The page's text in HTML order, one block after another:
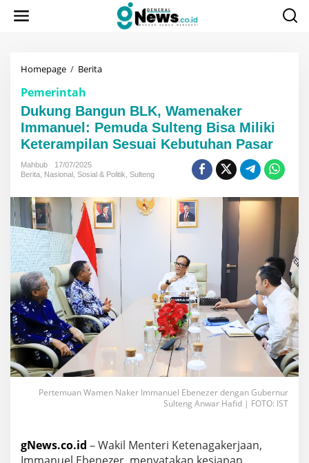
Homepage / BeritaDukung
Wamenaker
Immanuel:
Pemuda
Sulteng
Keterampilan
Kebutuhan
Pasar
Pemerintah
Dukung Bangun BLK, Wamenaker
Immanuel: Pemuda Sulteng Bisa Miliki
Keterampilan Sesuai Kebutuhan Pasar
Mahbub
17/07/2025
Berita Nasional Sosial & Politik Sulteng
Pertemuan Wamen Naker Immanuel Ebenezer dengan Gubernur
Sulteng Anwar Hafid | FOTO: IST
gNews.co.id – Wakil Menteri Ketenagakerjaan,